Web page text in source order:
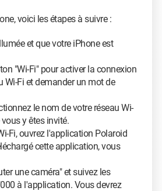
voici les étapes à suivre :
et que votre iPhone est
"Wi-Fi" pour activer la connexion
Wi-Fi et demander un mot de
le nom de votre réseau Wi-
y êtes invité.
Fi, ouvrez l'application Polaroid
cette application, vous
une caméra" et suivez les
à l'application. Vous devrez